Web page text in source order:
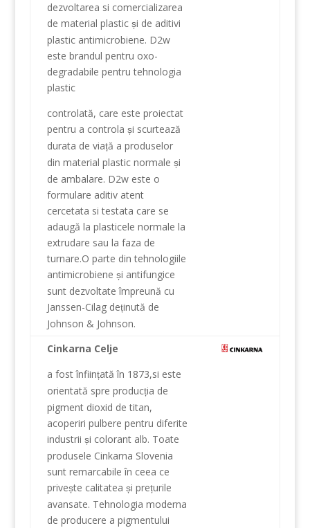
dezvoltarea si comercializarea
de material plastic și de aditivi
plastic antimicrobiene. D2w
este brandul pentru oxo-
degradabile pentru tehnologia
plastic
controlată, care este proiectat
pentru a controla și scurtează
durata de viață a produselor
din material plastic normale și
de ambalare. D2w este o
formulare aditiv atent
cercetata si testata care se
adaugă la plasticele normale la
extrudare sau la faza de
turnare.O parte din tehnologiile
antimicrobiene și antifungice
sunt dezvoltate împreună cu
Janssen-Cilag deținută de
Johnson & Johnson.
Cinkarna Celje
a fost înființată în 1873,si este
orientată spre producția de
pigment dioxid de titan,
acoperiri pulbere pentru diferite
industrii și colorant alb. Toate
produsele Cinkarna Slovenia
sunt remarcabile în ceea ce
privește calitatea și prețurile
avansate. Tehnologia moderna
de producere a pigmentului